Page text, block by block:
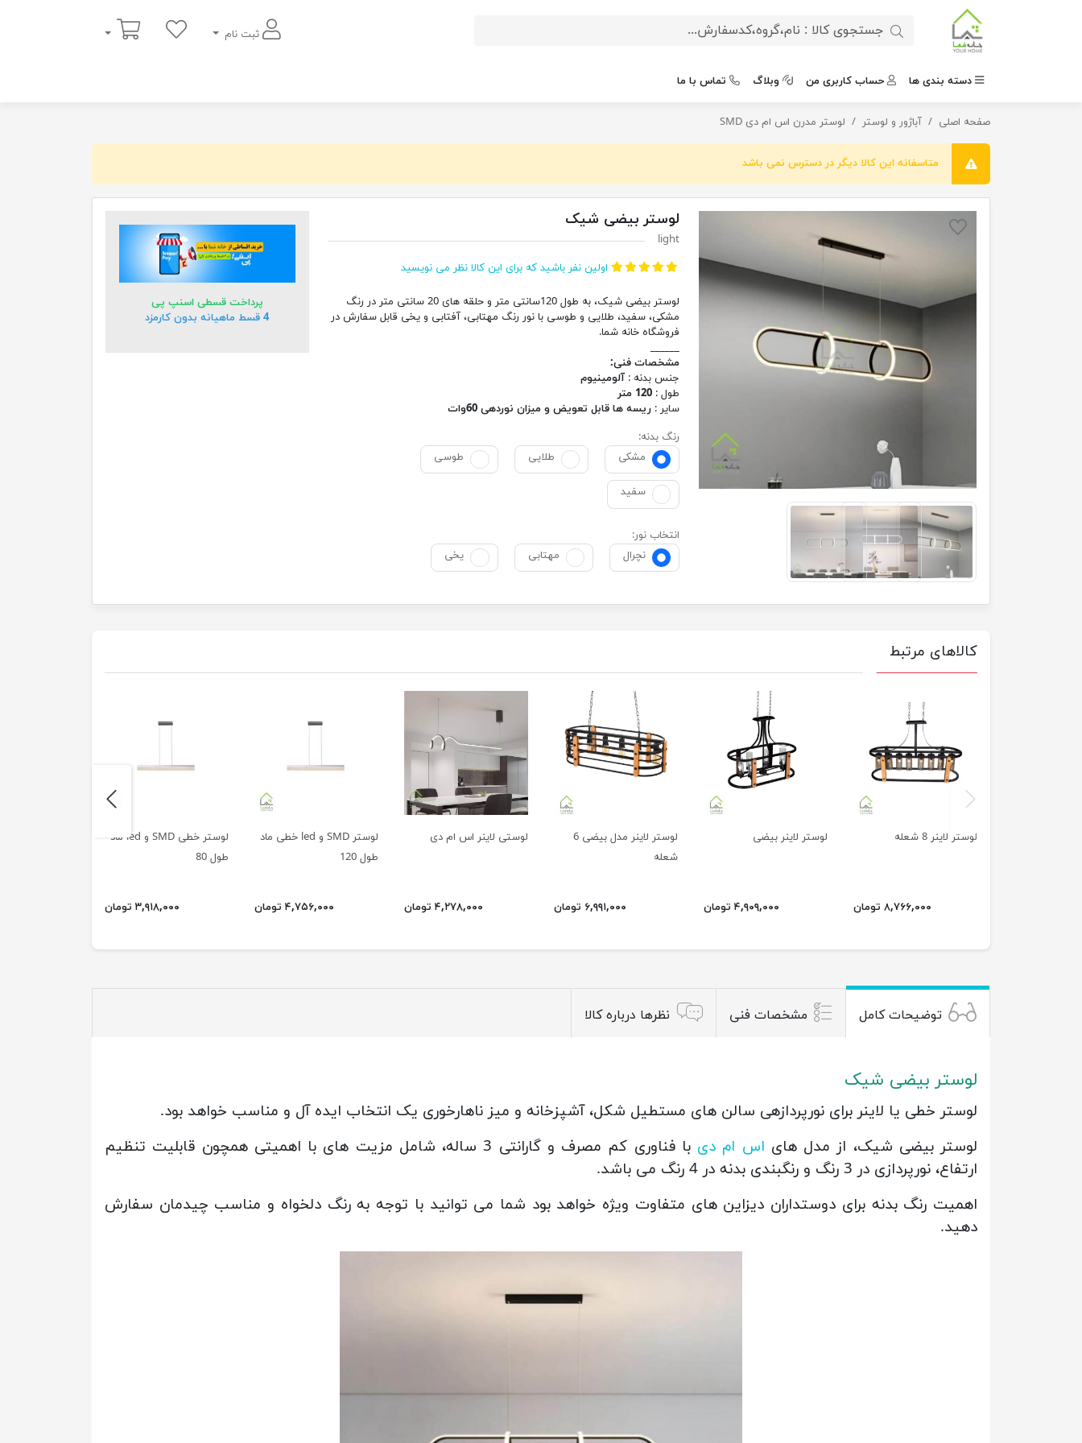
ثبت نام
سبد خرید
دسته بندی ها حساب کاربری من وبلاگ تماس با ما
صفحه اصلی آباژور و لوستر لوستر مدرن اس ام دی SMD لوستر بیضی شیک
متاسفانه این کالا دیگر در دسترس نمی باشد
لوستر بیضی شیک
light
اولین نفر باشید که برای این کالا نظر می نویسید
لوستر بیضی شیک، به طول 120سانتی متر و حلقه های 20 سانتی متر در رنگ
مشکی، سفید، طلایی و طوسی با نور رنگ مهتابی، آفتابی و یخی قابل سفارش در
فروشگاه خانه شما.
______
مشخصات فنی:
جنس بدنه :آلومینیوم
طول : 120 متر
سایر : ریسه ها قابل تعویض و میزان نوردهی 60وات
رنگ بدنه:
مشکی
طلایی طوسی
سفید
انتخاب نور:
نچرال
مهتابی یخی
پرداخت قسطی اسنپ پی
4 قسط ماهیانه بدون کارمزد
کالاهای مرتبط
لوستر لاینر 8 شعله
۸,۷۶۶,۰۰۰ تومان
لوستر لاینر بیضی
۴,۹۰۹,۰۰۰ تومان
لوستر لاینر مدل بیضی 6
شعله
۶,۹۹۱,۰۰۰ تومان
لوستی لاینر اس ام دی
۴,۲۷۸,۰۰۰ تومان
لوستر SMD و led خطی ماد
طول 120
۴,۷۵۶,۰۰۰ تومان
لوستر خطی SMD و led ماد
طول 80
۳,۹۱۸,۰۰۰ تومان
previus
next
توضیحات کامل مشخصات فنی نظرها درباره کالا
لوستر بیضی شیک
لوستر خطی یا لاینر برای نورپردازهی سالن های مستطیل شکل، آشپزخانه و میز ناهارخوری یک انتخاب ایده آل و مناسب خواهد بود.
لوستر بیضی شیک، از مدل های اس ام دی
با فناوری کم مصرف و گارانتی 3 ساله، شامل مزیت های با اهمیتی همچون قابلیت تنظیم
ارتفاع، نورپردازی در 3 رنگ و رنگبندی بدنه در 4 رنگ می باشد.
اهمیت رنگ بدنه برای دوستداران دیزاین های متفاوت ویژه خواهد بود شما می توانید با توجه به رنگ دلخواه و مناسب چیدمان سفارش
دهید.